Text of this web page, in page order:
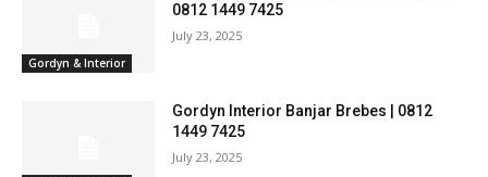
Gordyn & Interior
0812 1449 7425
July 23, 2025
Gordyn Interior Banjar Brebes | 0812
1449 7425
July 23, 2025